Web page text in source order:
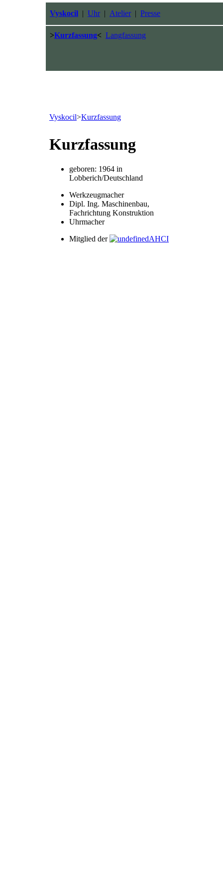
Vyskocil | Uhr| Atelier| Presse
>Kurzfassung< Langfassung
Vyskocil>Kurzfassung
Kurzfassung
geboren: 1964 in
Lobberich/Deutschland
Werkzeugmacher
Dipl. Ing. Maschinenbau,
Fachrichtung Konstruktion
Uhrmacher
Mitglied der
AHCI